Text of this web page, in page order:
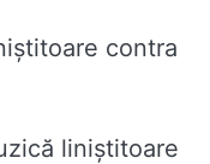
contra
liniștitoare